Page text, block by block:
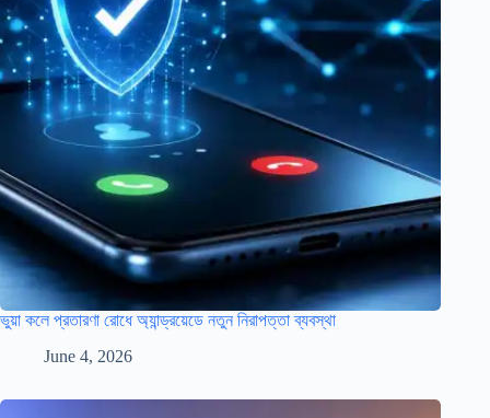
ভুয়া কলে প্রতারণা রোধে অ্যান্ড্রয়েডে নতুন নিরাপত্তা ব্যবস্থা
June 4, 2026